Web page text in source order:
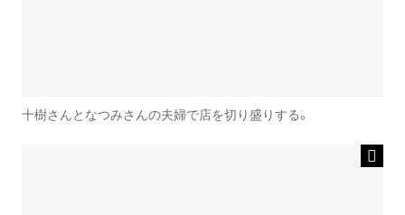
十樹さんとなつみさんの夫婦で店を切り盛りする。